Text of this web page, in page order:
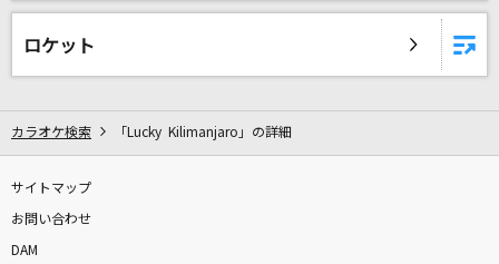
ロケット
カラオケ検索 「Lucky Kilimanjaro」の詳細
サイトマップ
お問い合わせ
DAM